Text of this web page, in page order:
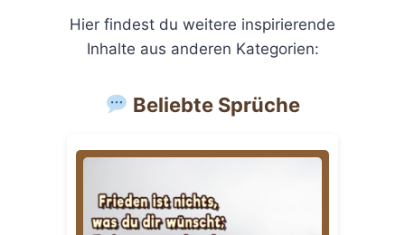
Hier findest du weitere inspirierende
Inhalte aus anderen Kategorien:
Beliebte Sprüche